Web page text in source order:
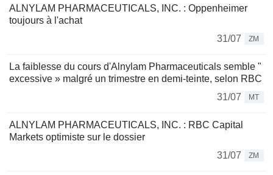
ALNYLAM PHARMACEUTICALS, INC. : Oppenheimer
toujours à l'achat
31/07
ZM
La faiblesse du cours d'Alnylam Pharmaceuticals semble "
excessive » malgré un trimestre en demi-teinte, selon RBC
31/07
MT
ALNYLAM PHARMACEUTICALS, INC. : RBC Capital
Markets optimiste sur le dossier
31/07
ZM